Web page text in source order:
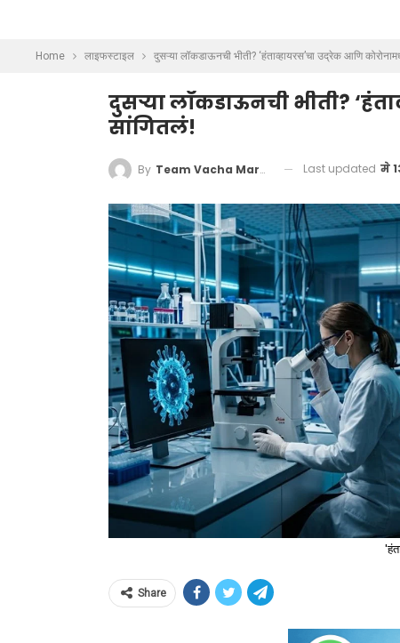
Home लाइफस्टाइल दुसऱ्या लॉकडाऊनची भीती? ‘हंताव्हायरस’चा उद्रेक आणि
दुसऱ्या लॉकडाऊनची भीती?
सांगितलं!
By Team Vacha Marathi Last updated मे
Share